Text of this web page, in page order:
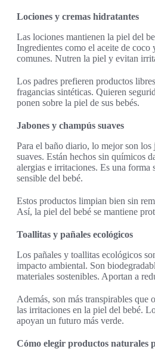
Lociones y cremas hidratantes
Las lociones mantienen la piel del
Ingredientes como el aceite de coco
comunes. Nutren la piel y evitan
Los padres prefieren productos
fragancias sintéticas. Quieren
ponen sobre la piel de sus bebés.
Jabones y champús suaves
Para el baño diario, lo mejor son los
suaves. Están hechos sin químicos
alergias e irritaciones. Es una forma
sensible del bebé.
Estos productos limpian bien sin
Así, la piel del bebé se mantiene
Toallitas y pañales ecológicos
Los pañales y toallitas ecológicos
impacto ambiental. Son
materiales sostenibles. Aportan a
Además, son más transpirables que
las irritaciones en la piel del bebé.
apoyan un futuro más verde.
Cómo elegir productos naturales